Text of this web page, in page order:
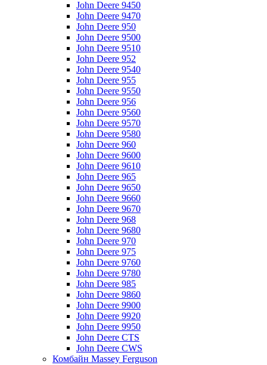
John Deere 9450
John Deere 9470
John Deere 950
John Deere 9500
John Deere 9510
John Deere 952
John Deere 9540
John Deere 955
John Deere 9550
John Deere 956
John Deere 9560
John Deere 9570
John Deere 9580
John Deere 960
John Deere 9600
John Deere 9610
John Deere 965
John Deere 9650
John Deere 9660
John Deere 9670
John Deere 968
John Deere 9680
John Deere 970
John Deere 975
John Deere 9760
John Deere 9780
John Deere 985
John Deere 9860
John Deere 9900
John Deere 9920
John Deere 9950
John Deere CTS
John Deere CWS
Комбайн Massey Ferguson